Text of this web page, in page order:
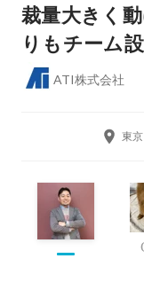
裁量大きく
りもチーム
ATI株式会社
東京